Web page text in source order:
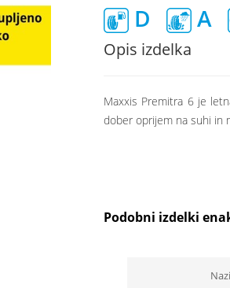
D A
Opis izdelka
Maxxis Premitra 6 je
dober oprijem na suhi in
Podobni izdelki